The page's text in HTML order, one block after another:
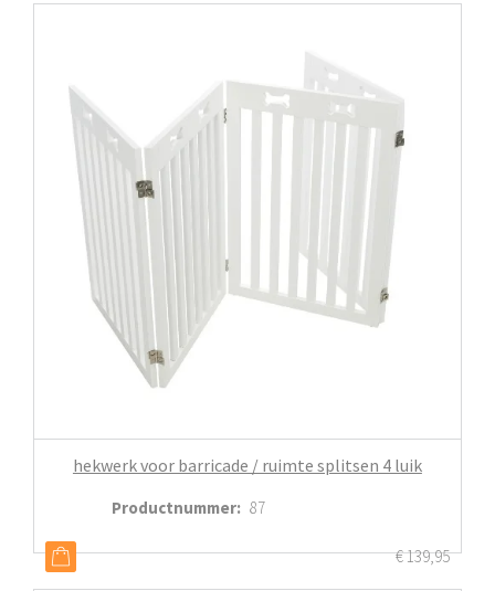
hekwerk voor barricade / ruimte splitsen 4 luik
Productnummer: 87
€139,95